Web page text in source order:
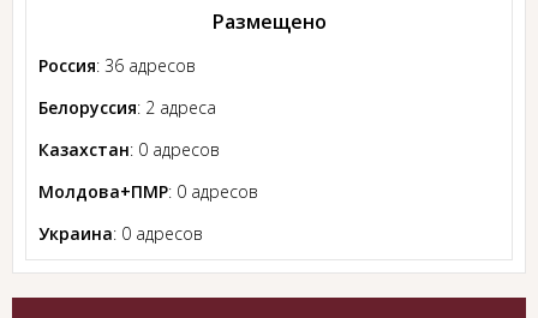
Размещено
Россия: 36 адресов
Белоруссия: 2 адреса
Казахстан: 0 адресов
Молдова+ПМР: 0 адресов
Украина: 0 адресов